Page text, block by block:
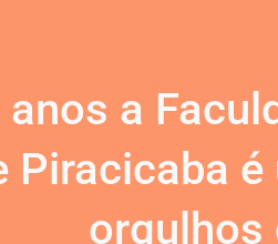
anos a
Piracicaba
orgulhos